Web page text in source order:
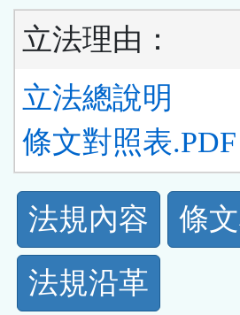
立法理由：
立法總說明
條文對照表.PDF
法
規
功
法規內容 條
法規沿革